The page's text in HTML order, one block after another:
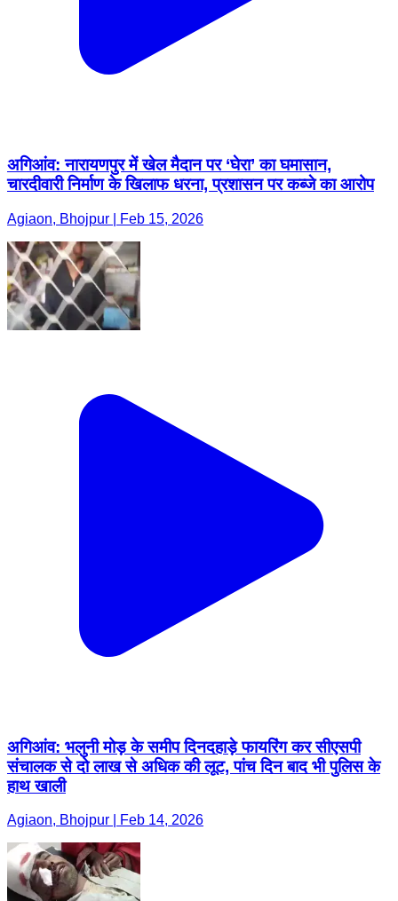
अगिआंव: नारायणपुर में खेल मैदान पर ‘घेरा’ का घमासान,
चारदीवारी निर्माण के खिलाफ धरना, प्रशासन पर कब्जे का आरोप
Agiaon, Bhojpur | Feb 15, 2026
अगिआंव: भलुनी मोड़ के समीप दिनदहाड़े फायरिंग कर सीएसपी
संचालक से दो लाख से अधिक की लूट, पांच दिन बाद भी पुलिस के
हाथ खाली
Agiaon, Bhojpur | Feb 14, 2026